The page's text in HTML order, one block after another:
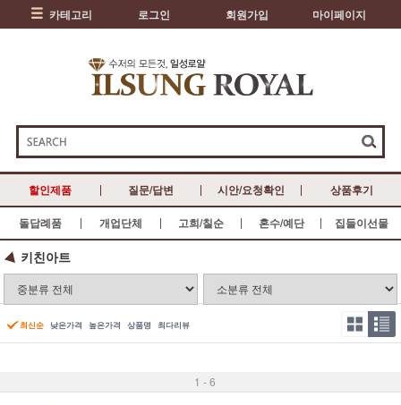
카테고리 로그인 회원가입 마이페이지
할인제품 질문/답변 시안/요청확인 상품후기
돌답례품 개업단체 고희/칠순 혼수/예단 집들이선물
키친아트
최신순 낮은가격 높은가격 상품명 최다리뷰
1 - 6